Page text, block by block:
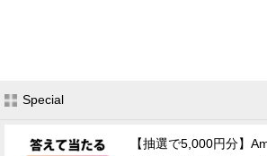
Special
【抽選で5,000円分】